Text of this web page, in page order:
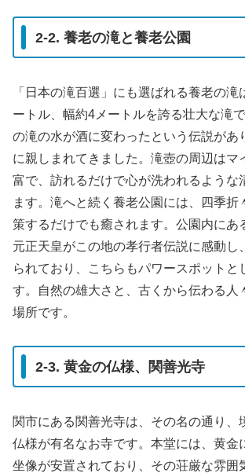
2-2. 養老の滝と養老公園
「日本の滝百選」にも選ばれる養老の滝
ートル、幅約4メートルを誇る壮大な滝
の滝の水が酒に変わったという伝説があ
に親しまれてきました。滝壺の周辺はマ
富で、訪れるだけで心が洗われるような
ます。滝へと続く養老公園には、四季折
策するだけでも癒されます。公園内にあ
元正天皇がこの地の孝行者伝説に感動し
られており、こちらもパワースポットと
す。自然の雄大さと、古くから伝わる人
場所です。
2-3. 黄金の仏様、関善光寺
関市にある関善光寺は、その名の通り、
仏様が有名なお寺です。本堂には、黄金
坐像が安置されており、その荘厳な雰囲